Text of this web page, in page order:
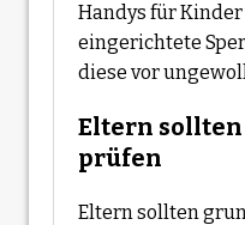
Handys für
eingerichtete
diese vor
Eltern
prüfen
Eltern sollten